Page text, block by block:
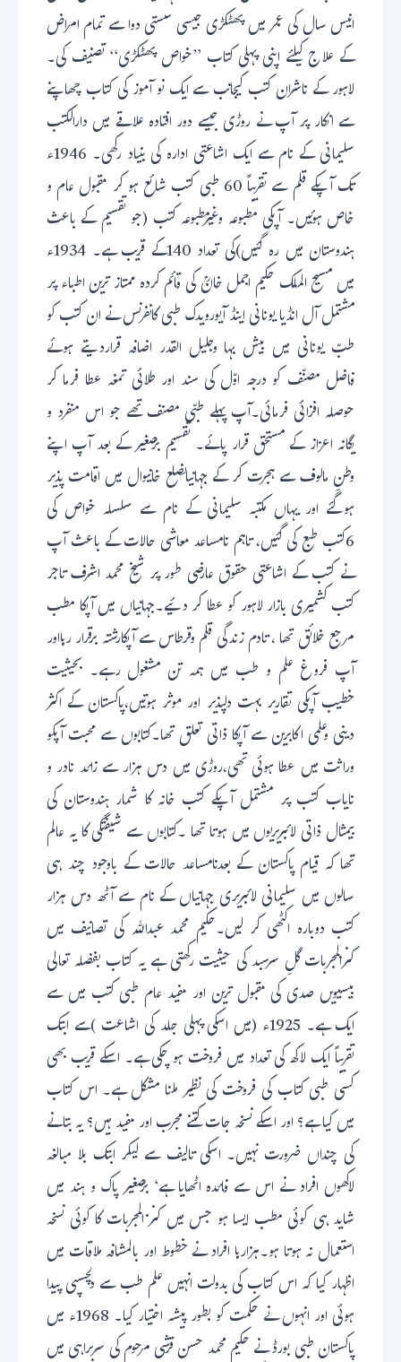
انیس سال کی عمر میں پھٹکڑی جیسی سستی دوا سے تمام امراض
کے علاج کیلئے اپنی پہلی کتاب ’’خواص پھٹکڑی‘‘ تصنیف کی۔
لاہور کے ناشران کتب کیجانب سے ایک نو آموز کی کتاب چھاپنے
سے انکار پر آپ نے روڑی جیسے دور افتادہ علاقے میں دارالکتب
سلیمانی کے نام سے ایک اشاعتی ادارہ کی بنیاد رکھی۔ 1946ء
تک آپکے قلم سے تقریباً 60 طبی کتب شائع ہو کر مقبول عام و
خاص ہوئیں۔ آپکی مطبوعہ وغیرمطبوعہ کتب (جو تقسیم کے باعث
ہندوستان میں رہ گئیں)کی تعداد 140کے قریب ہے۔ 1934ء
میں مسیح الملک حکیم اجمل خانؒ کی قائم کردہ ممتاز ترین اطباء پر
مشتمل آل انڈیا یونانی اینڈ آیورویدک طبی کانفرنس نے ان کتب کو
طبّ یونانی میں بیش بہا وجلیل القدر اضافہ قراردیتے ہوئے
فاضل مصنّف کو درجہ اوّل کی سند اور طلائی تمغہ عطا فرما کر
حوصلہ افزائی فرمائی۔آپ پہلے طبّی مصنف تھے جو اس منفرد و
یگانہ اعزاز کے مستحق قرار پائے۔ تقسیم برّصغیر کے بعد آپ اپنے
وطنِ مالوف سے ہجرت کر کے جہانیاںضلع خانیوال میں اقامت پذیر
ہوگئے اور یہاں مکتبہ سلیمانی کے نام سے سلسلہ خواص کی
6کتب طبع کی گئیں، تاہم نامساعد معاشی حالات کے باعث آپ
نے کتب کے اشاعتی حقوق عارضی طور پر شیخ محمد اشرف تاجر
کتب کشمیری بازار لاہور کو عطا کر دئیے۔جہانیاں میں آپکا مطب
مرجع خلائق تھا ، تادم زندگی قلم وقرطاس سے آپکارشتہ برقرار رہااور
آپ فروغ علم و طب میں ہمہ تن مشغول رہے۔ بحیثیت
خطیب آپکی تقاریر بہت دلپذیر اور موثر ہوتیں،پاکستان کے اکثر
دینی وعلمی اکابرین سے آپکا ذاتی تعلق تھا۔کتابوں سے محبت آپکو
وراثت میں عطا ہوئی تھی،روڑی میں دس ہزار سے زائد نادر و
نایاب کتب پر مشتمل آپکے کتب خانہ کا شمار ہندوستان کی
بیمثال ذاتی لائبریریوں میں ہوتا تھا ۔کتابوں سے شیفتگی کا یہ عالم
تھا کہ قیام پاکستان کے بعدنامساعد حالات کے باوجود چند ہی
سالوں میں سلیمانی لائبریری جہانیاں کے نام سے آٹھ دس ہزار
کتب دوبارہ اکٹھی کر لیں۔حکیم محمد عبداللہ کی تصانیف میں
کنزالمجربات گلِ سرسبد کی حیثیت رکھتی ہے یہ کتاب بفضلہ تعالی
بیسیویں صدی کی مقبول ترین اور مفید عام طبی کتب میں سے
ایک ہے۔ 1925ء (میں اسکی پہلی جلد کی اشاعت )سے ابتک
تقریباً ایک لاکھ کی تعداد میں فروخت ہو چکی ہے۔ اسکے قریب بھی
کسی طبی کتاب کی فروخت کی نظیر ملنا مشکل ہے۔ اس کتاب
میں کیا ہے؟ اور اسکے نسخہ جات کتنے مجرب اور مفید ہیں؟ یہ بتانے
کی چنداں ضرورت نہیں۔ اسکی تالیف سے لیکر ابتک بلا مبالغہ
لاکھوں افراد نے اس سے فائدہ اٹھایا ہے‘ برّصغیر پاک و ہند میں
شاید ہی کوئی مطب ایسا ہو جس میں کنز المجربات کا کوئی نسخہ
استعمال نہ ہوتا ہو۔ہزارہا افراد نے خطوط اور بالمشافہ ملاقات میں
اظہار کیا کہ اس کتاب کی بدولت انہیں علم طب سے دلچسپی پیدا
ہوئی اور انہوں نے حکمت کو بطور پیشہ اختیار کیا۔ 1968ء میں
پاکستان طبی بورڈ نے حکیم محمد حسن قرشی مرحوم کی سربراہی میں